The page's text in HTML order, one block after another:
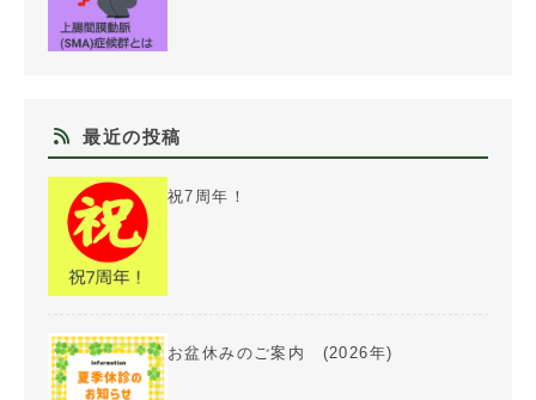
最近の投稿
祝7周年！
お盆休みのご案内 (2026年)